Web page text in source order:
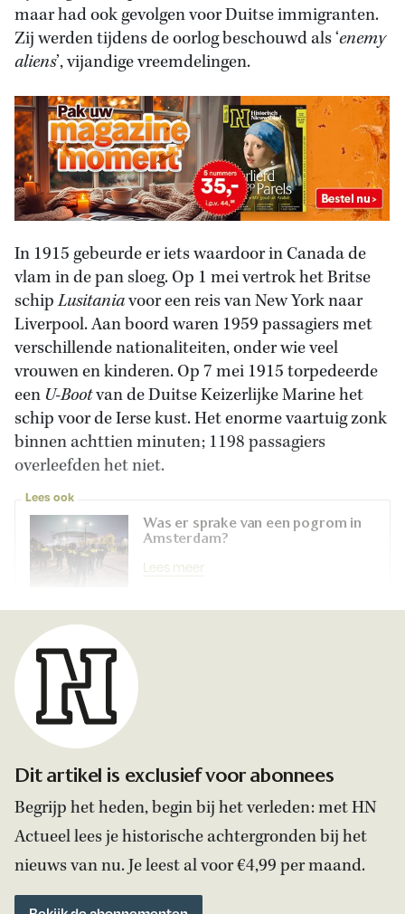
maar had ook gevolgen voor Duitse immigranten.
Zij werden tijdens de oorlog beschouwd als ‘enemy
aliens’, vijandige vreemdelingen.
In 1915 gebeurde er iets waardoor in Canada de
vlam in de pan sloeg. Op 1 mei vertrok het Britse
schipLusitaniavoor een reis van New York naar
Liverpool. Aan boord waren 1959 passagiers met
verschillende nationaliteiten, onder wie veel
vrouwen en kinderen. Op 7 mei 1915 torpedeerde
een U-Bootvan de Duitse Keizerlijke Marine het
schip voor de Ierse kust. Het enorme vaartuig zonk
binnen achttien minuten; 1198 passagiers
overleefden het niet.
Lees ook
Was er sprake van een pogrom in
Amsterdam?
Lees meer
Dit artikel is exclusief voor abonnees
Begrijp het heden, begin bij het verleden: met HN
Actueel lees je historische achtergronden bij het
nieuws van nu. Je leest al voor €4,99 per maand.